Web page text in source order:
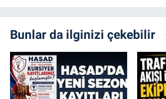
Bunlar da ilginizi çekebilir